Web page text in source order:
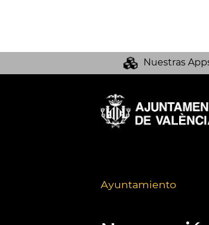
Nuestras
Ayuntamiento